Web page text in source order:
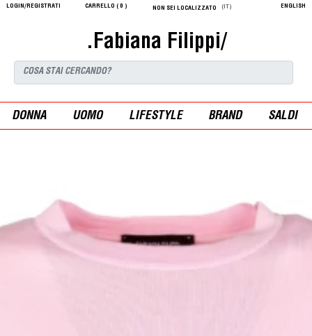
LOGIN/REGISTRATI CARRELLO ( 0 ) NON SEI LOCALIZZATO (IT) ENGLISH
.Fabiana Filippi/
DONNA UOMO LIFESTYLE BRAND SALDI